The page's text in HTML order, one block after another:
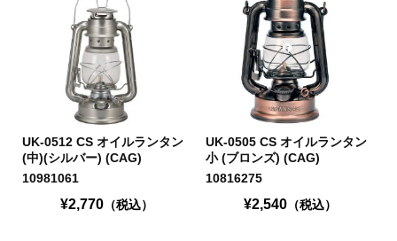
UK-0512 CS オイルランタン
(中)(シルバー) (CAG)
10981061
¥2,770 （税込）
UK-0505 CS オイルランタン
小 (ブロンズ) (CAG)
10816275
¥2,540（税込）